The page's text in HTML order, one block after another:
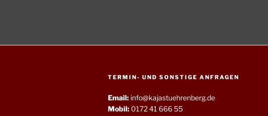
TERMIN- UND SONSTIGE ANFRAGEN
Email: info@kajastuehrenberg.de
Mobil: 0172 41 666 55